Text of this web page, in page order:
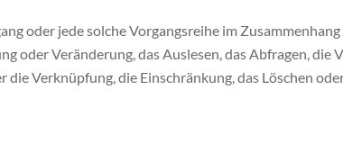
oder jede solche Vorgangsreihe im
oder Veränderung, das Auslesen, das Abfragen,
Verknüpfung, die Einschränkung, das Löschen